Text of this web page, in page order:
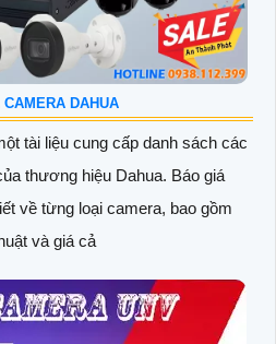
CAMERA DAHUA
tài liệu cung cấp danh sách các
thương hiệu Dahua. Báo giá
về từng loại camera, bao gồm
và giá cả